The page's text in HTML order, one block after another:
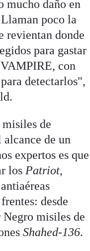
mucho daño en
poco la
revientan donde
para gastar
con
detectarlos",
de
alcance de un
expertos es que
los Patriot,
desde
Negro misiles de
Shahed-136.